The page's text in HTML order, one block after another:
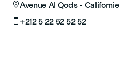
Avenue Al Qods - Californie
 +212 5 22 52 52 52